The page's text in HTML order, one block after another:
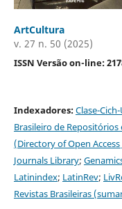
ArtCultura
v. 27 n. 50 (2025)
ISSN Versão on-line:
Indexadores:Clase-
Brasileiro de Repositórios
(Directory of Open Access
Journals Library;
Latinindex; LatinRev;
Revistas Brasileiras